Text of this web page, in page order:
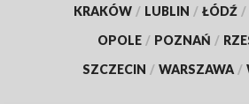
KRAKÓW / LUBLIN / ŁÓDŹ /
OPOLE / POZNAŃ /
SZCZECIN / WARSZAWA /